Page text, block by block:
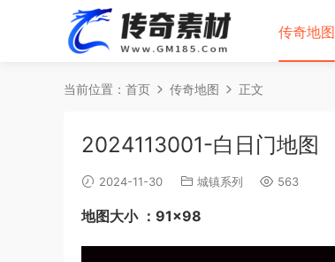
传奇地图
当前位置： 首页 传奇地图 正文
2024113001-白日门地图
2024-11-30 城镇系列 563
地图大小 ：91×98